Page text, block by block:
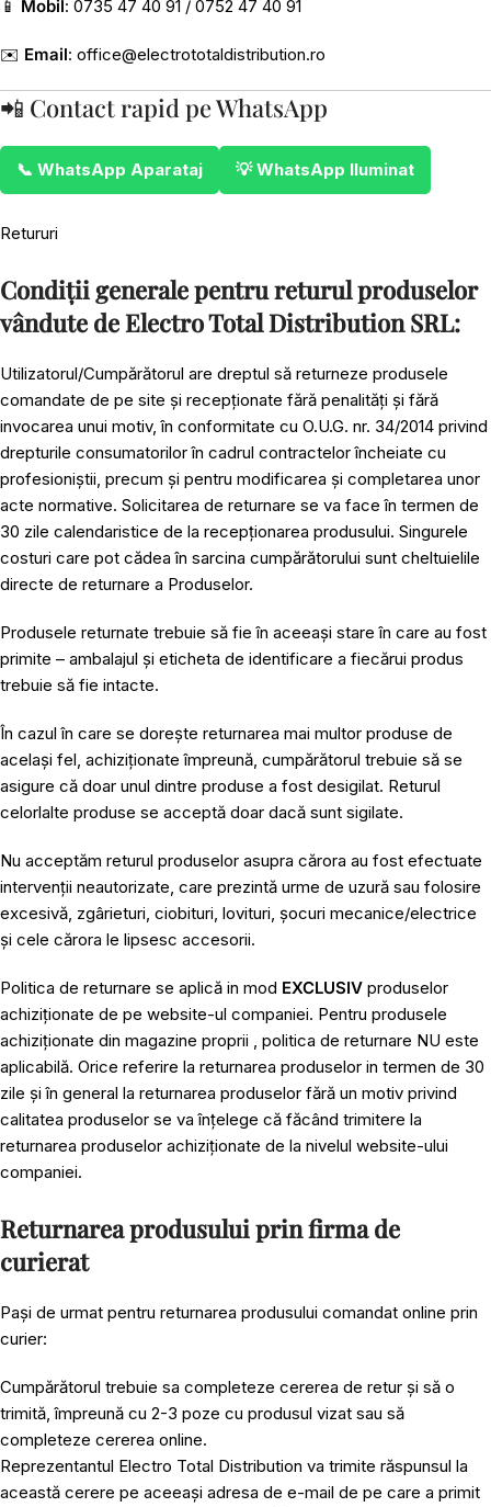
📱 Mobil: 0735 47 40 91 / 0752 47 40 91
✉️ Email: office@electrototaldistribution.ro
📲 Contact rapid pe WhatsApp
📞 WhatsApp Aparataj 💡 WhatsApp Iluminat
Retururi
Condiții generale pentru returul produselor
vândute de Electro Total Distribution SRL:
Utilizatorul/Cumpărătorul are dreptul să returneze produsele
comandate de pe site și recepționate fără penalități și fără
invocarea unui motiv, în conformitate cu O.U.G. nr. 34/2014 privind
drepturile consumatorilor în cadrul contractelor încheiate cu
profesioniștii, precum și pentru modificarea și completarea unor
acte normative. Solicitarea de returnare se va face în termen de
30 zile calendaristice de la recepționarea produsului. Singurele
costuri care pot cădea în sarcina cumpărătorului sunt cheltuielile
directe de returnare a Produselor.
Produsele returnate trebuie să fie în aceeași stare în care au fost
primite – ambalajul și eticheta de identificare a fiecărui produs
trebuie să fie intacte.
În cazul în care se dorește returnarea mai multor produse de
același fel, achiziționate împreună, cumpărătorul trebuie să se
asigure că doar unul dintre produse a fost desigilat. Returul
celorlalte produse se acceptă doar dacă sunt sigilate.
Nu acceptăm returul produselor asupra cărora au fost efectuate
intervenții neautorizate, care prezintă urme de uzură sau folosire
excesivă, zgârieturi, ciobituri, lovituri, șocuri mecanice/electrice
și cele cărora le lipsesc accesorii.
Politica de returnare se aplică in mod EXCLUSIV produselor
achiziționate de pe website-ul companiei. Pentru produsele
achiziționate din magazine proprii , politica de returnare NU este
aplicabilă. Orice referire la returnarea produselor in termen de 30
zile și în general la returnarea produselor fără un motiv privind
calitatea produselor se va înțelege că făcând trimitere la
returnarea produselor achiziționate de la nivelul website-ului
companiei.
Returnarea produsului prin firma de
curierat
Pași de urmat pentru returnarea produsului comandat online prin
curier:
Cumpărătorul trebuie sa completeze cererea de retur și să o
trimită, împreună cu 2-3 poze cu produsul vizat sau să
completeze cererea online.
Reprezentantul Electro Total Distribution va trimite răspunsul la
această cerere pe aceeași adresa de e-mail de pe care a primit